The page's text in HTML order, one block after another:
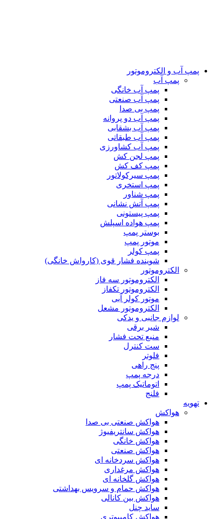
پمپ آب و الکتروموتور
پمپ آب
پمپ آب خانگی
پمپ آب صنعتی
پمپ بی صدا
پمپ آب دو پروانه
پمپ آب بشقابی
پمپ آب طبقاتی
پمپ آب کشاورزی
پمپ لجن کش
پمپ کف کش
پمپ سیرکولاتور
پمپ استخری
پمپ شناور
پمپ آتش نشانی
پمپ پیستونی
پمپ هواده اسپلش
بوستر پمپ
موتور پمپ
پمپ کولر
شوینده فشار قوی (کارواش خانگی)
الکتروموتور
الکتروموتور سه فاز
الکتروموتور تکفاز
موتور کولر آبی
الکتروموتور مشعل
لوازم جانبی و یدکی
شیر برقی
منبع تحت فشار
ست کنترل
فلوتر
پنج راهی
درجه پمپ
اتوماتیک پمپ
فلنج
تهویه
هواکش
هواکش صنعتی بی صدا
هواکش سانتریفیوژ
هواکش خانگی
هواکش صنعتی
هواکش سردخانه ای
هواکش مرغداری
هواکش گلخانه ای
هواکش حمام و سرویس بهداشتی
هواکش بین کانالی
ساید چنل
هواکش کامپیوتری